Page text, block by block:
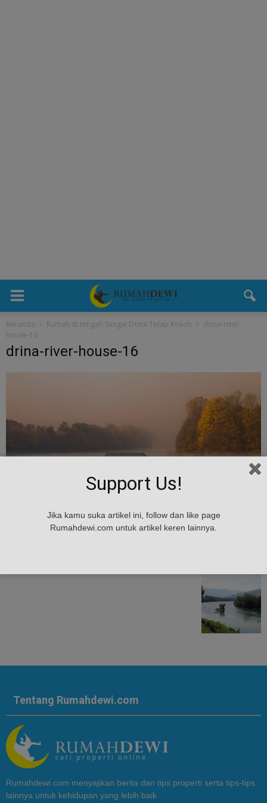
Beranda Rumah di tengah Sungai Drina Tetap Kokoh
drina-river-
house-16
drina-river-house-16
Tentang Rumahdewi.com
Rumahdewi.com menyajikan berita dan tips properti serta tips-tips
lainnya untuk kehidupan yang lebih baik
Support Us!
Jika kamu suka artikel ini, follow dan like page
Rumahdewi.com untuk artikel keren lainnya.